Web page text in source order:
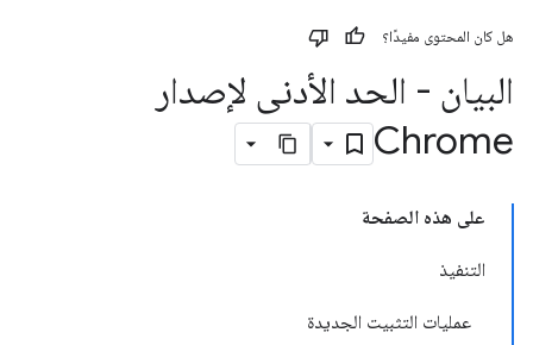
هل كان المحتوى مفيدًا؟
البيان - الحد الأدنى لإصدار
Chrome
على هذه الصفحة
التنفيذ
عمليات التثبيت الجديدة